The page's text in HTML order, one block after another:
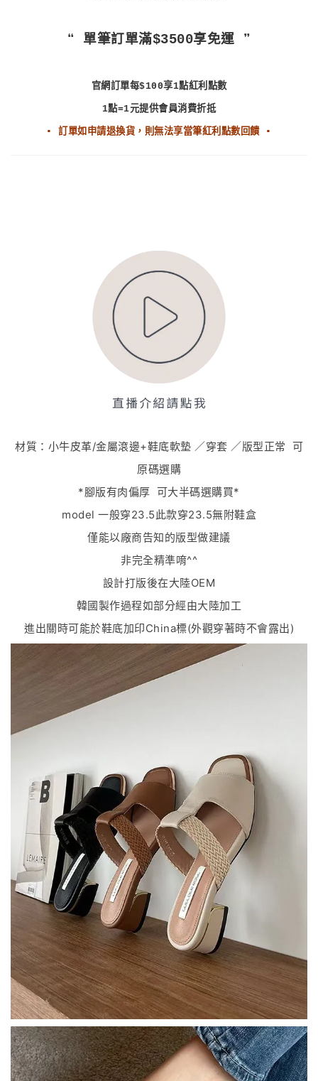
❝ 單筆訂單滿$3500享免運 ❞
官網訂單每$100享1點紅利點數
1點=1元提供會員消費折抵
▪ 訂單如申請退換貨，則無法享當筆紅利點數回饋 ▪
材質：小牛皮革/金屬滾邊+鞋底軟墊 ／穿套 ／版型正常 可
原碼選購
*腳版有肉偏厚 可大半碼選購買*
model 一般穿23.5此款穿23.5無附鞋盒
僅能以廠商告知的版型做建議
非完全精準唷^^
設計打版後在大陸OEM
韓國製作過程如部分經由大陸加工
進出關時可能於鞋底加印China標(外觀穿著時不會露出)